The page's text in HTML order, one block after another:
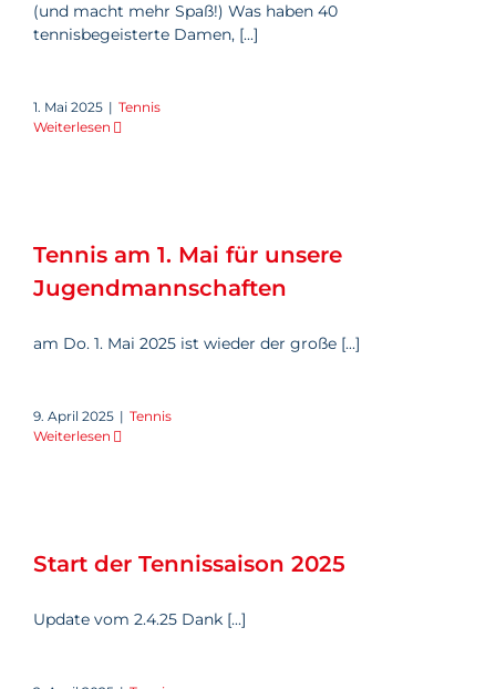
(und macht mehr Spaß!) Was haben 40
tennisbegeisterte Damen, [...]
1. Mai 2025 | Tennis
Weiterlesen
Tennis am 1. Mai für unsere
Jugendmannschaften
am Do. 1. Mai 2025 ist wieder der große [...]
9. April 2025 | Tennis
Weiterlesen
Start der Tennissaison 2025
Update vom 2.4.25 Dank [...]